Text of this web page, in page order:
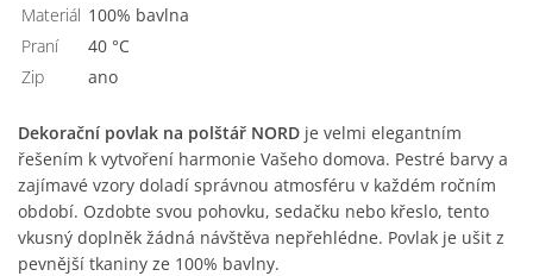
Materiál
100% bavlna
Praní
40 °C
Zip
Ano
Dekorační povlak na polštář NORD je velmi elegantním
řešením k vytvoření harmonie Vašeho domova. Pestré barvy a
zajímavé vzory doladí správnou atmosféru v každém ročním
období. Ozdobte svou pohovku, sedačku nebo křeslo, tento
vkusný doplněk žádná návštěva nepřehlédne. Povlak je ušit z
pevnější tkaniny ze 100% bavlny.